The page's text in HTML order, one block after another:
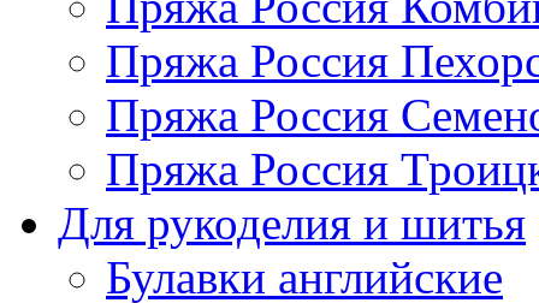
Пряжа Россия
Пряжа Россия
Пряжа Россия
Для рукоделия и шитья
Булавки английские